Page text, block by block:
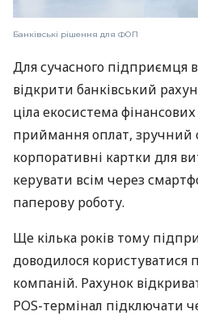
Банківські рішення для ФОП
Для сучасного підприємця
відкрити банківський
ціла екосистема
приймання оплат, зручний
корпоративні картки для
керувати всім через
паперову роботу.
Ще кілька років тому
доводилося користуватися
компаній. Рахунок
POS-термінал підключати